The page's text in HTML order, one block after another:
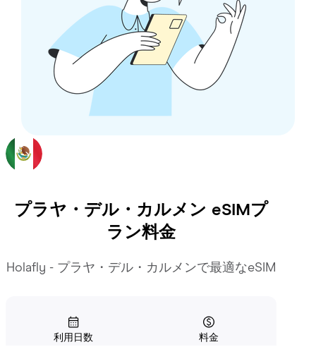
プラヤ・デル・カルメン eSIMプ
ラン料金
Holafly - プラヤ・デル・カルメンで最適なeSIM
利用日数 料金